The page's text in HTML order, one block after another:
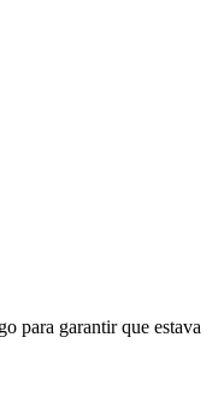
para garantir que estava